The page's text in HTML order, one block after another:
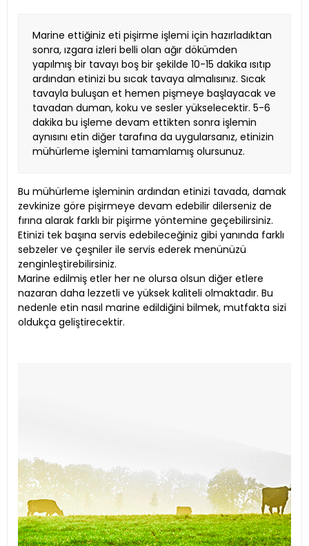
Marine ettiğiniz eti pişirme işlemi için hazırladıktan
sonra, ızgara izleri belli olan ağır dökümden
yapılmış bir tavayı boş bir şekilde 10-15 dakika ısıtıp
ardından etinizi bu sıcak tavaya almalısınız. Sıcak
tavayla buluşan et hemen pişmeye başlayacak ve
tavadan duman, koku ve sesler yükselecektir. 5-6
dakika bu işleme devam ettikten sonra işlemin
aynısını etin diğer tarafına da uygularsanız, etinizin
mühürleme işlemini tamamlamış olursunuz.
Bu mühürleme işleminin ardından etinizi tavada, damak
zevkinize göre pişirmeye devam edebilir dilerseniz de
fırına alarak farklı bir pişirme yöntemine geçebilirsiniz.
Etinizi tek başına servis edebileceğiniz gibi yanında farklı
sebzeler ve çeşniler ile servis ederek menünüzü
zenginleştirebilirsiniz.
Marine edilmiş etler her ne olursa olsun diğer etlere
nazaran daha lezzetli ve yüksek kaliteli olmaktadır. Bu
nedenle etin nasıl marine edildiğini bilmek, mutfakta sizi
oldukça geliştirecektir.